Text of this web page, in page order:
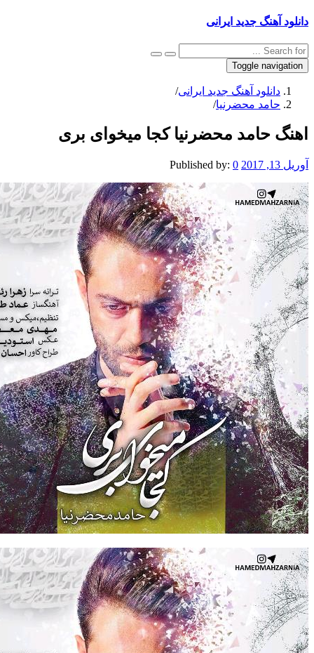
دانلود آهنگ جدید ایرانی
Toggle navigation
دانلود آهنگ جدید ایرانی/
حامد محضرنیا/
اهنگ حامد محضرنیا کجا میخوای بری
آوریل 13, 2017 Published by: 0